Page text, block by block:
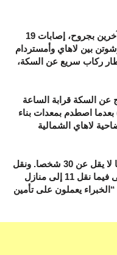
قُتِل شخص وأصيب ما لا يقل عن ثلاثين آخرين بجروح، إصابات 19
بين لاهاي وأمستردام
ركاب سريع عن السكة،
السكة قرابة الساعة
غرينيتش) بعدما اصطدم بمعدات بناء
لاهاي الشمالية
وأضافت المصادر: “قتل شخص وجرح ما لا يقل عن 30 شخصا. ونقل
الجرحى في حالة خطيرة إلى المستشفى فيما نقل 11 إلى منازل
يعملون على تأمين